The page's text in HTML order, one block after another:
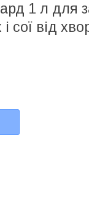
1 л для
сої від